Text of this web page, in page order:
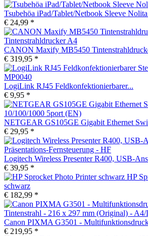
Tsubehöa iPad/Tablet/Netbook Sleeve
€ 24,99 *
CANON Maxify MB5450
€ 319,95 *
LogiLink RJ45 Feldkonfektionierbarer...
€ 9,95 *
NETGEAR GS105GE Gigabit Ethernet
€ 29,95 *
Logitech Wireless Presenter R400, USB-
€ 39,95 *
HP
schwarz
€ 182,99 *
Canon PIXMA G3501 -
€ 219,95 *